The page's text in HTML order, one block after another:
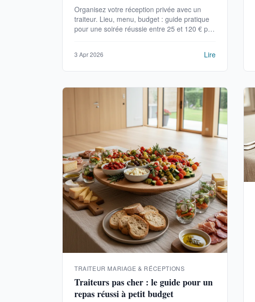
Organisez votre réception privée avec un
traiteur. Lieu, menu, budget : guide pratique
pour une soirée réussie entre 25 et 120 € par
3 Apr 2026 Lire
TRAITEUR MARIAGE & RÉCEPTIONS
Traiteurs pas cher : le guide pour un
repas réussi à petit budget